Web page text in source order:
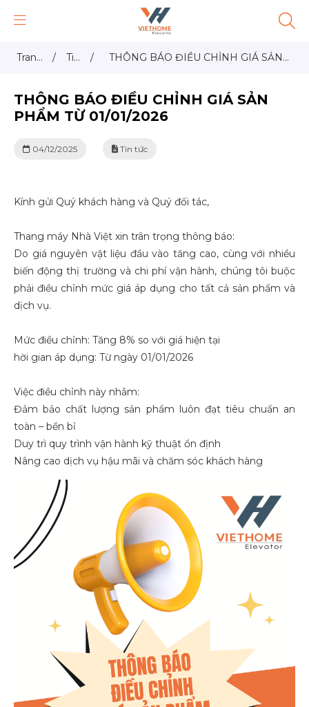
Trang / Tin / THÔNG BÁO ĐIỀU CHỈNH GIÁ SẢN
THÔNG BÁO ĐIỀU CHỈNH GIÁ SẢN
PHẨM TỪ 01/01/2026
04/12/2025 Tin tức
Kính gửi Quý khách hàng và Quý đối tác,
Thang máy Nhà Việt xin trân trọng thông báo:
Do giá nguyên vật liệu đầu vào tăng cao, cùng với nhiều
biến động thị trường và chi phí vận hành, chúng tôi buộc
phải điều chỉnh mức giá áp dụng cho tất cả sản phẩm và
dịch vụ.
Mức điều chỉnh: Tăng 8% so với giá hiện tại
hời gian áp dụng: Từ ngày 01/01/2026
Việc điều chỉnh này nhằm:
Đảm bảo chất lượng sản phẩm luôn đạt tiêu chuẩn an
toàn – bền bỉ
Duy trì quy trình vận hành kỹ thuật ổn định
Nâng cao dịch vụ hậu mãi và chăm sóc khách hàng